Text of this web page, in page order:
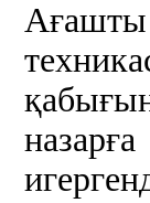
Ағашты